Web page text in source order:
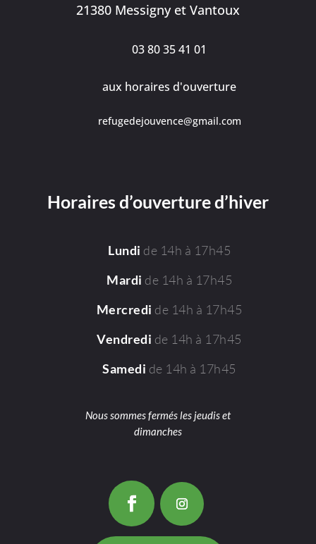
21380 Messigny et Vantoux
03 80 35 41 01
aux horaires d'ouverture
refugedejouvence@gmail.com
Horaires d’ouverture d’hiver
Lundi de 14h à 17h45
Mardi de 14h à 17h45
Mercredi de 14h à 17h45
Vendredi de 14h à 17h45
Samedi de 14h à 17h45
Nous sommes fermés les jeudis et
dimanches